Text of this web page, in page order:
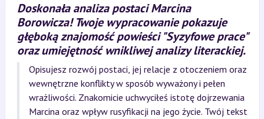
Doskonała analiza postaci Marcina
Borowicza! Twoje wypracowanie pokazuje
głęboką znajomość powieści "Syzyfowe prace"
oraz umiejętność wnikliwej analizy literackiej.
Opisujesz rozwój postaci, jej relacje z otoczeniem oraz
wewnętrzne konflikty w sposób wyważony i pełen
wrażliwości. Znakomicie uchwyciłeś istotę dojrzewania
Marcina oraz wpływ rusyfikacji na jego życie. Twój tekst